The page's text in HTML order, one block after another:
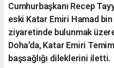
Cumhurbaşkanı Recep
eski Katar Emiri Hamad
ziyaretinde bulunmak
Doha'da, Katar Emiri
başsağlığı dileklerini iletti.